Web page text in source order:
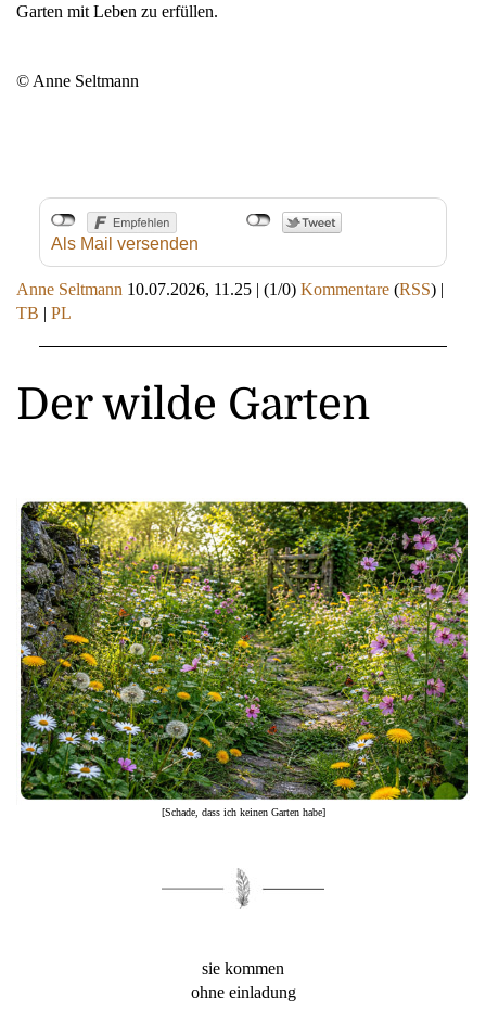
Garten mit Leben zu erfüllen.
© Anne Seltmann
Als Mail versenden
Anne Seltmann 10.07.2026, 11.25 | (1/0) Kommentare (RSS) |
TB | PL
Der wilde Garten
[Schade, dass ich keinen Garten habe]
sie kommen
ohne einladung